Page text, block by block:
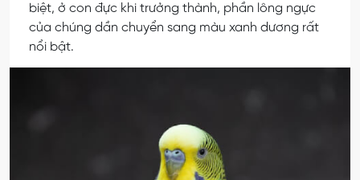
biệt, ở con đực khi trưởng thành, phần lông ngực
của chúng dần chuyển sang màu xanh dương rất
nổi bật.